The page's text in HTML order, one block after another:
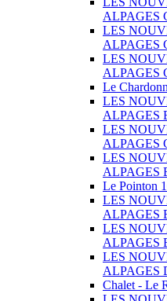
ALPAGES
LES
ALPAGES
LES
ALPAGES
Le
LES
ALPAGES
LES
ALPAGES
LES
ALPAGES
Le Pointon
LES
ALPAGES
LES
ALPAGES
LES
ALPAGES
Chalet - Le